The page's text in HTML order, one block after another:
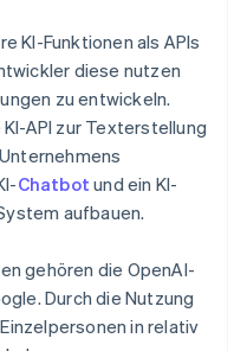
KI-Funktionen als APIs
diese nutzen
zu entwickeln.
API zur Texterstellung
Chatbot und ein KI-
aufbauen.
gehören die OpenAI-
Durch die Nutzung
in relativ